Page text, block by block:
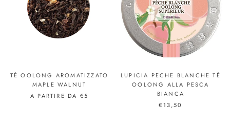
TÈ OOLONG AROMATIZZATO
MAPLE WALNUT
A PARTIRE DA €5
LUPICIA PECHE BLANCHE TÈ
OOLONG ALLA PESCA
BIANCA
€13,50